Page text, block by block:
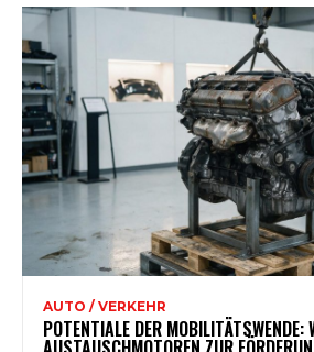
AUTO / VERKEHR
POTENTIALE DER MOBILITÄTSWENDE: